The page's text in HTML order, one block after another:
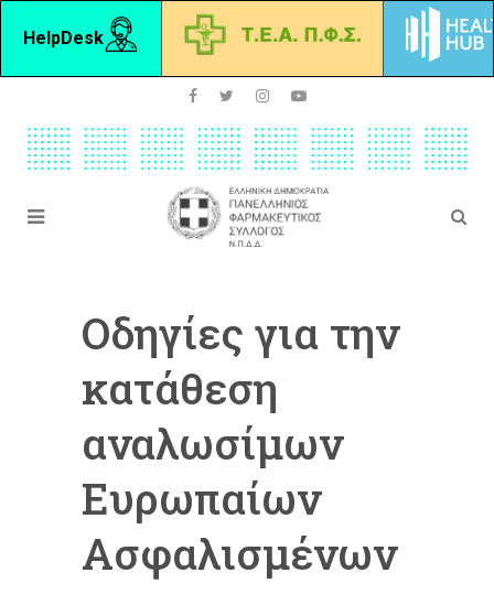
HelpDesk
Οδηγίες για την
κατάθεση
αναλωσίμων
Ευρωπαίων
Ασφαλισμένων